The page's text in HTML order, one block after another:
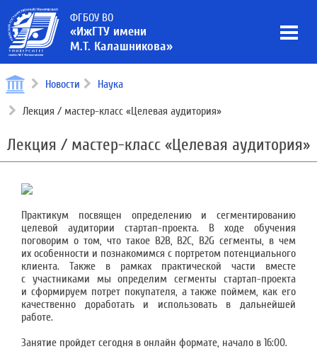
ФГБОУ ВО
«ИжГТУ имени
М.Т. Калашникова»
Новости Наука
Лекция / мастер-класс «Целевая аудитория»
Лекция / мастер-класс «Целевая аудитория»
Практикум посвящен определению и сегментированию
целевой аудитории стартап-проекта. В ходе обучения
поговорим о том, что такое B2B, B2C, B2G сегменты, в чем
их особенности и познакомимся с портретом потенциального
клиента. Также в рамках практической части вместе
с участниками мы определим сегменты стартап-проекта
и сформируем потрет покупателя, а также поймем, как его
качественно доработать и использовать в дальнейшей
работе.
Занятие пройдет сегодня в онлайн формате, начало в 16:00.